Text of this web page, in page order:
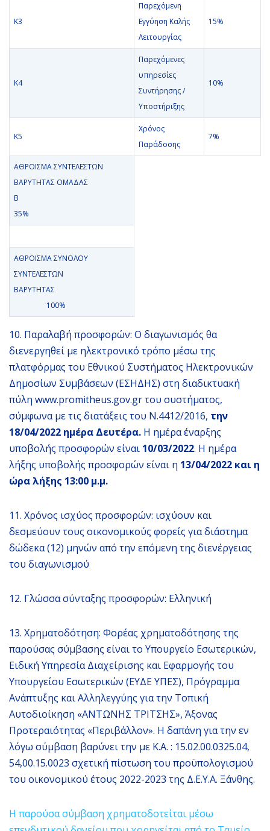
Κ3
Παρεχόμενη
Εγγύηση Καλής
Λειτουργίας
15%
Κ4
Παρεχόμενες
υπηρεσίες
Συντήρησης /
Υποστήριξης
10%
Κ5
Χρόνος
Παράδοσης
7%
ΑΘΡΟΙΣΜΑ ΣΥΝΤΕΛΕΣΤΩΝ
ΒΑΡΥΤΗΤΑΣ ΟΜΑΔΑΣ
Β
35%
ΑΘΡΟΙΣΜΑ ΣΥΝΟΛΟΥ
ΣΥΝΤΕΛΕΣΤΩΝ
ΒΑΡΥΤΗΤΑΣ
100%
10. Παραλαβή προσφορών: Ο διαγωνισμός θα
διενεργηθεί με ηλεκτρονικό τρόπο μέσω της
πλατφόρμας του Εθνικού Συστήματος Ηλεκτρονικών
Δημοσίων Συμβάσεων (ΕΣΗΔΗΣ) στη διαδικτυακή
πύλη www.promitheus.gov.gr του συστήματος,
σύμφωνα με τις διατάξεις του Ν.4412/2016, την
18/04/2022 ημέρα Δευτέρα. Η ημέρα έναρξης
υποβολής προσφορών είναι 10/03/2022. Η ημέρα
λήξης υποβολής προσφορών είναι η 13/04/2022 και η
ώρα λήξης 13:00 μ.μ.
11. Χρόνος ισχύος προσφορών: ισχύουν και
δεσμεύουν τους οικονομικούς φορείς για διάστημα
δώδεκα (12) μηνών από την επόμενη της διενέργειας
του διαγωνισμού
12. Γλώσσα σύνταξης προσφορών: Ελληνική
13. Χρηματοδότηση: Φορέας χρηματοδότησης της
παρούσας σύμβασης είναι το Υπουργείο Εσωτερικών,
Ειδική Υπηρεσία Διαχείρισης και Εφαρμογής του
Υπουργείου Εσωτερικών (ΕΥΔΕ ΥΠΕΣ), Πρόγραμμα
Ανάπτυξης και Αλληλεγγύης για την Τοπική
Αυτοδιοίκηση «ΑΝΤΩΝΗΣ ΤΡΙΤΣΗΣ», Άξονας
Προτεραιότητας «Περιβάλλον». Η δαπάνη για την εν
λόγω σύμβαση βαρύνει την με Κ.Α. : 15.02.00.0325.04,
54,00.15.0023 σχετική πίστωση του προϋπολογισμού
του οικονομικού έτους 2022-2023 της Δ.Ε.Υ.Α. Ξάνθης.
Η παρούσα σύμβαση χρηματοδοτείται μέσω